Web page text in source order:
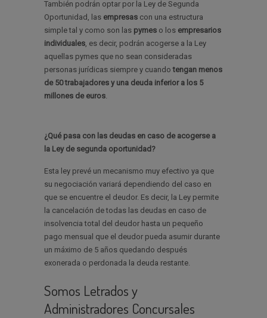
También podrán optar por la Ley de Segunda
Oportunidad, las empresas con una estructura
simple tal y como son las pymes o los empresarios
individuales , es decir, podrán acogerse a la Ley
aquellas pymes que no sean consideradas
personas jurídicas siempre y cuandotengan menos
de 50 trabajadores y una deuda inferior a los 5
millones de euros
¿Qué pasa con las deudas en caso de acogerse a
la Ley de segunda oportunidad?
Esta ley prevé un mecanismo muy efectivo ya que
su negociación variará dependiendo del caso en
que se encuentre el deudor. Es decir, la Ley permite
la cancelación de todas las deudas en caso de
insolvencia total del deudor hasta un pequeño
pago mensual que el deudor pueda asumir durante
un máximo de 5 años quedando después
exonerada o perdonada la deuda restante.
Somos Letrados y
Administradores Concursales